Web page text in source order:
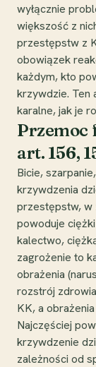
wyłącznie
większość z
przestępstw z
obowiązek
każdym, kto
krzywdzie. Ten
karalne, jak je
Przemoc
art. 156,
Bicie,
krzywdzenia
przestępstw, w
powoduje
kalectwo,
zagrożenie to
obrażenia
rozstrój
KK, a
Najczęściej
krzywdzenie
zależności od